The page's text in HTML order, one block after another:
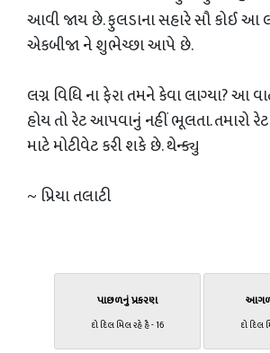
આવી જાય છે. ફુલડાના સહારે સૌ કોઈ આ
એકબીજા ને શુભેચ્છા આપે છે.
લગ્ન વિધિ ના ફેરા તમને કેવા લાગ્યા? આ
હોય તો રેટ આપવાનું નહીં ભૂલતા. તમારો
માટે મોટીવેટ કરી શકે છે. થેન્ક્યુ
~ પ્રિયા તલાટી
પાછળનું પ્રકરણ
દો દિલ મિલ રહે હૈ - 16 દો દિલ